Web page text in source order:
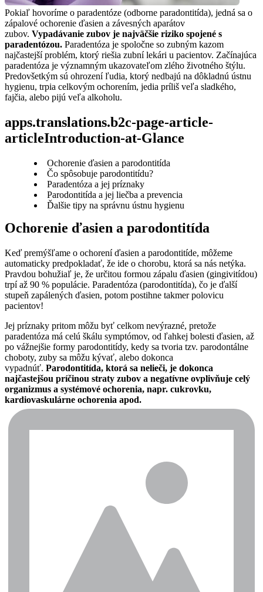
Pokiaľ hovoríme o paradentóze (odborne paradontitída), jedná sa o
zápalové ochorenie ďasien a závesných aparátov
zubov. Vypadávanie zubov je najväčšie riziko spojené s
paradentózou. Paradentóza je spoločne so zubným kazom
najčastejší problém, ktorý riešia zubní lekári u pacientov. Začínajúca
paradentóza je významným ukazovateľom zlého životného štýlu.
Predovšetkým sú ohrození ľudia, ktorý nedbajú na dôkladnú ústnu
hygienu, trpia celkovým ochorením, jedia príliš veľa sladkého,
fajčia, alebo pijú veľa alkoholu.
apps.translations.b2c-page-article-
articleIntroduction-at-Glance
Ochorenie ďasien a parodontitída
Čo spôsobuje parodontitídu?
Paradentóza a jej príznaky
Parodontitída a jej liečba a prevencia
Ďalšie tipy na správnu ústnu hygienu
Ochorenie ďasien a parodontitída
Keď premýšľame o ochorení ďasien a parodontitíde, môžeme
automaticky predpokladať, že ide o chorobu, ktorá sa nás netýka.
Pravdou bohužiaľ je, že určitou formou zápalu ďasien (gingivitídou)
trpí až 90 % populácie. Paradentóza (parodontitída), čo je ďalší
stupeň zapálených ďasien, potom postihne takmer polovicu
pacientov!
Jej príznaky pritom môžu byť celkom nevýrazné, pretože
paradentóza má celú škálu symptómov, od ľahkej bolesti ďasien, až
po vážnejšie formy parodontitídy, kedy sa tvoria tzv. parodontálne
choboty, zuby sa môžu kývať, alebo dokonca
vypadnúť. Parodontitída, ktorá sa nelieči, je dokonca
najčastejšou príčinou straty zubov a negatívne ovplivňuje celý
organizmus a systémové ochorenia, napr. cukrovku,
kardiovaskulárne ochorenia apod.